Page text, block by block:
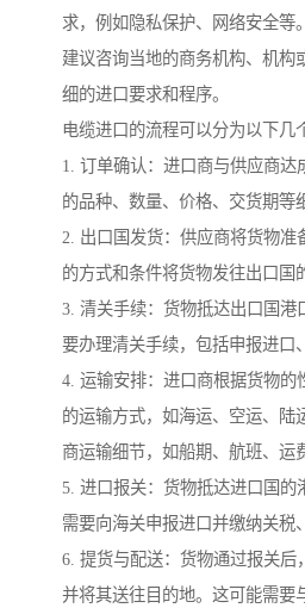
求，例如隐私保护、网络安全等
建议咨询当地的商务机构、机构
细的进口要求和程序。
电缆进口的流程可以分为以下几
1. 订单确认：进口商与供应商达
的品种、数量、价格、交货期等
2. 出口国发货：供应商将货物准
的方式和条件将货物发往出口国
3. 清关手续：货物抵达出口国港
要办理清关手续，包括申报进口
4. 运输安排：进口商根据货物的
的运输方式，如海运、空运、陆
商运输细节，如船期、航班、运
5. 进口报关：货物抵达进口国的
需要向海关申报进口并缴纳关税
6. 提货与配送：货物通过报关后
并将其送往目的地。这可能需要